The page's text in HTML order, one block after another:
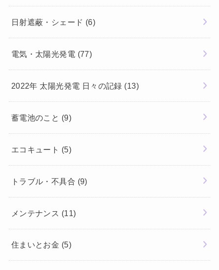
日射遮蔽・シェード (6)
電気・太陽光発電 (77)
2022年 太陽光発電 日々の記録 (13)
蓄電池のこと (9)
エコキュート (5)
トラブル・不具合 (9)
メンテナンス (11)
住まいとお金 (5)